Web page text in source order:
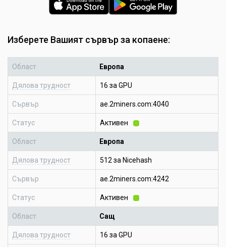
Изберете Вашият сървър за копаене:
Област Европа
Дялова трудност 16 за GPU
Сървър ae.2miners.com:4040
Статус Активен
Област Европа
Дялова трудност 512 за Nicehash
Сървър ae.2miners.com:4242
Статус Активен
Област Сащ
Дялова трудност 16 за GPU